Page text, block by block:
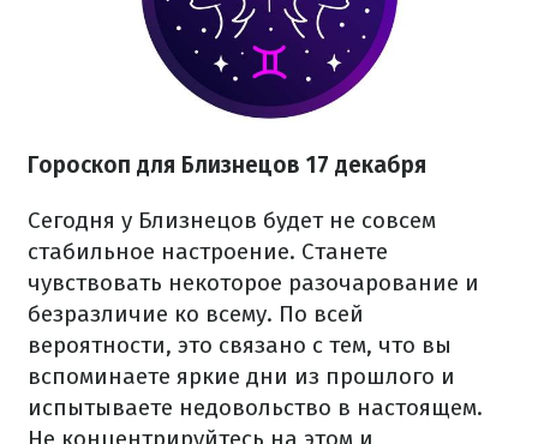
Гороскоп для Близнецов 17 декабря
Сегодня у Близнецов будет не совсем
стабильное настроение. Станете
чувствовать некоторое разочарование и
безразличие ко всему. По всей
вероятности, это связано с тем, что вы
вспоминаете яркие дни из прошлого и
испытываете недовольство в настоящем.
Не концентрируйтесь на этом и